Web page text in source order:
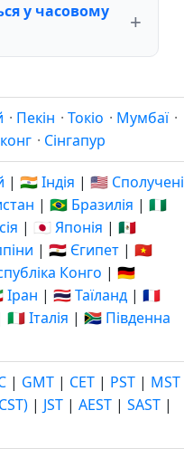
у часовому
· Пекін · Токіо · Мумбаї ·
· Сінгапур
| 🇮🇳 Індія | 🇺🇸 Сполучені
| 🇧🇷 Бразилія | 🇳🇬
| 🇯🇵 Японія | 🇲🇽
| 🇪🇬 Єгипет | 🇻🇳
Конго | 🇩🇪
Іран | 🇹🇭 Таїланд | 🇫🇷
🇮🇹 Італія | 🇿🇦 Південна
| GMT | CET | PST | MST
| JST | AEST | SAST |